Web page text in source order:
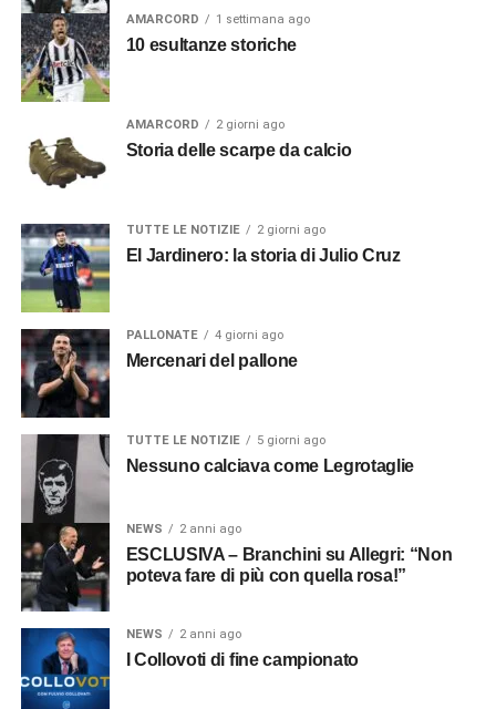
AMARCORD 1 settimana ago
10 esultanze storiche
AMARCORD 2 giorni ago
Storia delle scarpe da calcio
TUTTE LE NOTIZIE 2 giorni ago
El Jardinero: la storia di Julio Cruz
PALLONATE 4 giorni ago
Mercenari del pallone
TUTTE LE NOTIZIE 5 giorni ago
Nessuno calciava come Legrotaglie
NEWS 2 anni ago
ESCLUSIVA – Branchini su Allegri: “Non
poteva fare di più con quella rosa!”
NEWS 2 anni ago
I Collovoti di fine campionato